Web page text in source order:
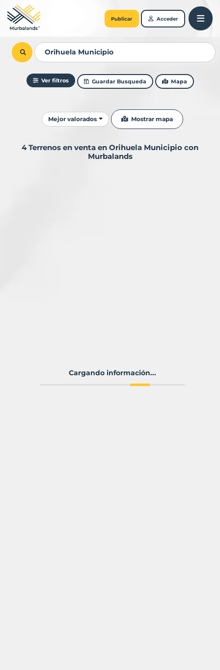
Publicar Acceder
Ver filtros Guardar Busqueda Mapa
Ordenar resultados
Mejor valorados Mostrar mapa
4 Terrenos en venta en Orihuela Municipio con
Murbalands
Cargando información...